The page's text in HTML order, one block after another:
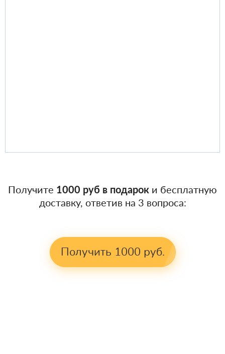
Получите 1000 руб в подарок и бесплатную
доставку, ответив на 3 вопроса:
Получить 1000 руб.